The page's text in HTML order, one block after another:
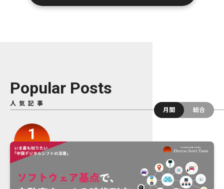
Popular Posts
人気記事
月間
総合